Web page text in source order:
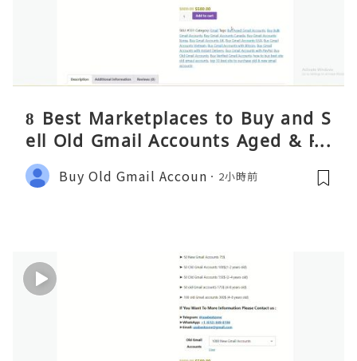
8 Best Marketplaces to Buy and S
ell Old Gmail Accounts Aged & PV
A Safely (Any Country) – 2026 Gui
de
Buy Old Gmail Accoun 2小時前